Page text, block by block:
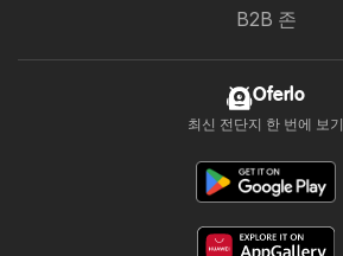
B2B 존
Oferlo
최신 전단지 한 번에 보기